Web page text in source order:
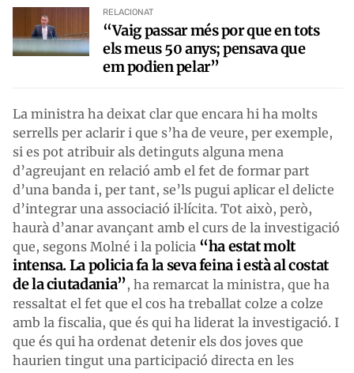
RELACIONAT
“Vaig passar més por que en tots
els meus 50 anys; pensava que
em podien pelar”
La ministra ha deixat clar que encara hi ha molts
serrells per aclarir i que s’ha de veure, per exemple,
si es pot atribuir als detinguts alguna mena
d’agreujant en relació amb el fet de formar part
d’una banda i, per tant, se’ls pugui aplicar el delicte
d’integrar una associació il·lícita. Tot això, però,
haurà d’anar avançant amb el curs de la investigació
que, segons Molné i la policia “ha estat molt
intensa. La policia fa la seva feina i està al costat
de la ciutadania”, ha remarcat la ministra, que ha
ressaltat el fet que el cos ha treballat colze a colze
amb la fiscalia, que és qui ha liderat la investigació. I
que és qui ha ordenat detenir els dos joves que
haurien tingut una participació directa en les